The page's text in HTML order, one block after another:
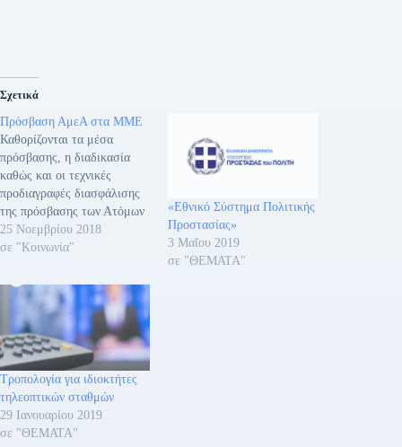
Σχετικά
Πρόσβαση ΑμεΑ στα ΜΜΕ
Καθορίζονται τα μέσα
πρόσβασης, η διαδικασία
καθώς και οι τεχνικές
προδιαγραφές διασφάλισης
της πρόσβασης των Ατόμων
με Αναπηρία (ΑμεΑ) στις
υπηρεσίες των παρόχων
ενημέρωσης και
επικοινωνίας, δηλαδή των
τηλεοπτικών σταθμών
ελεύθερης μετάδοσης, της
δημόσιας ραδιοτηλεόρασης,
των συνδρομητικών
σταθμών και των παρόχων
μη γραμμικών υπηρεσιών
οπτικοακουστικών μέσων
25 Νοεμβρίου 2018
σε "Κοινωνία"
«Εθνικό Σύστημα Πολιτικής
Προστασίας»
3 Μαΐου 2019
σε "ΘΕΜΑΤΑ"
Τροπολογία για ιδιοκτήτες
τηλεοπτικών σταθμών
29 Ιανουαρίου 2019
σε "ΘΕΜΑΤΑ"